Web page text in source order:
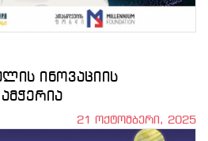
ინოვაციის
21 ოქტომბერი, 2025